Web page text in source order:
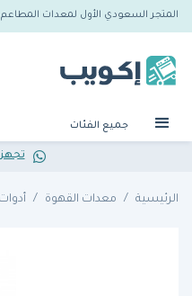
المتجر السعودي الأول لمعدات المطاعم
جميع الفئات
الرئيسية معدات القهوة